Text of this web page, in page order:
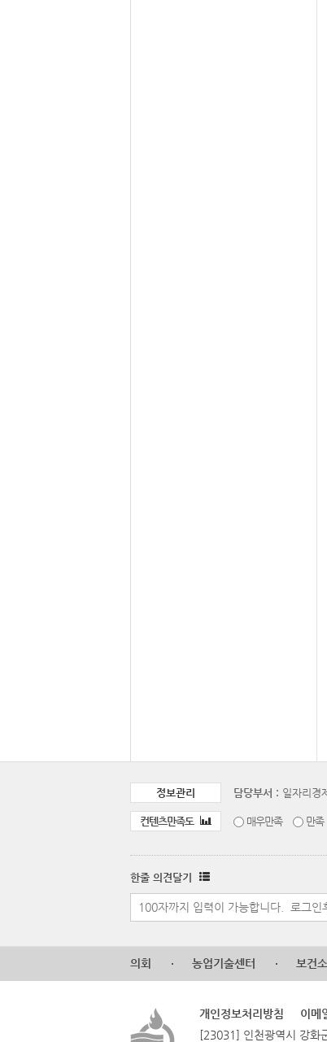
정보관리 담당부서 : 일자리경
컨텐츠만족도 매우만족 만족
한줄 의견달기
의회 농업기술센터 보건소
개인정보처리방침 이메
[23031] 인천광역시 강화